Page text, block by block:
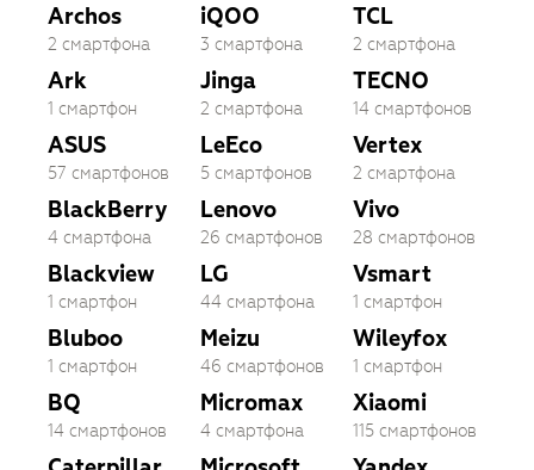
Archos
2 смартфона
Ark
1 смартфон
ASUS
57 смартфонов
BlackBerry
4 смартфона
Blackview
1 смартфон
Bluboo
1 смартфон
BQ
14 смартфонов
iQOO
3 смартфона
Jinga
2 смартфона
LeEco
5 смартфонов
Lenovo
26 смартфонов
LG
44 смартфона
Meizu
46 смартфонов
Micromax
4 смартфона
TCL
2 смартфона
TECNO
14 смартфонов
Vertex
2 смартфона
Vivo
28 смартфонов
Vsmart
1 смартфон
Wileyfox
1 смартфон
Xiaomi
115 смартфонов